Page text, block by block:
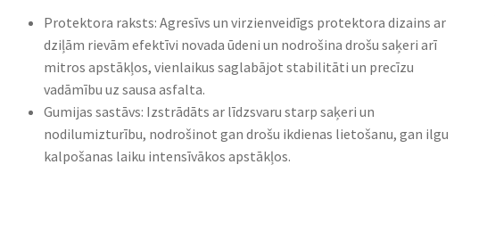
Protektora raksts: Agresīvs un virzienveidīgs protektora dizains ar
dziļām rievām efektīvi novada ūdeni un nodrošina drošu saķeri arī
mitros apstākļos, vienlaikus saglabājot stabilitāti un precīzu
vadāmību uz sausa asfalta.
Gumijas sastāvs: Izstrādāts ar līdzsvaru starp saķeri un
nodilumizturību, nodrošinot gan drošu ikdienas lietošanu, gan ilgu
kalpošanas laiku intensīvākos apstākļos.